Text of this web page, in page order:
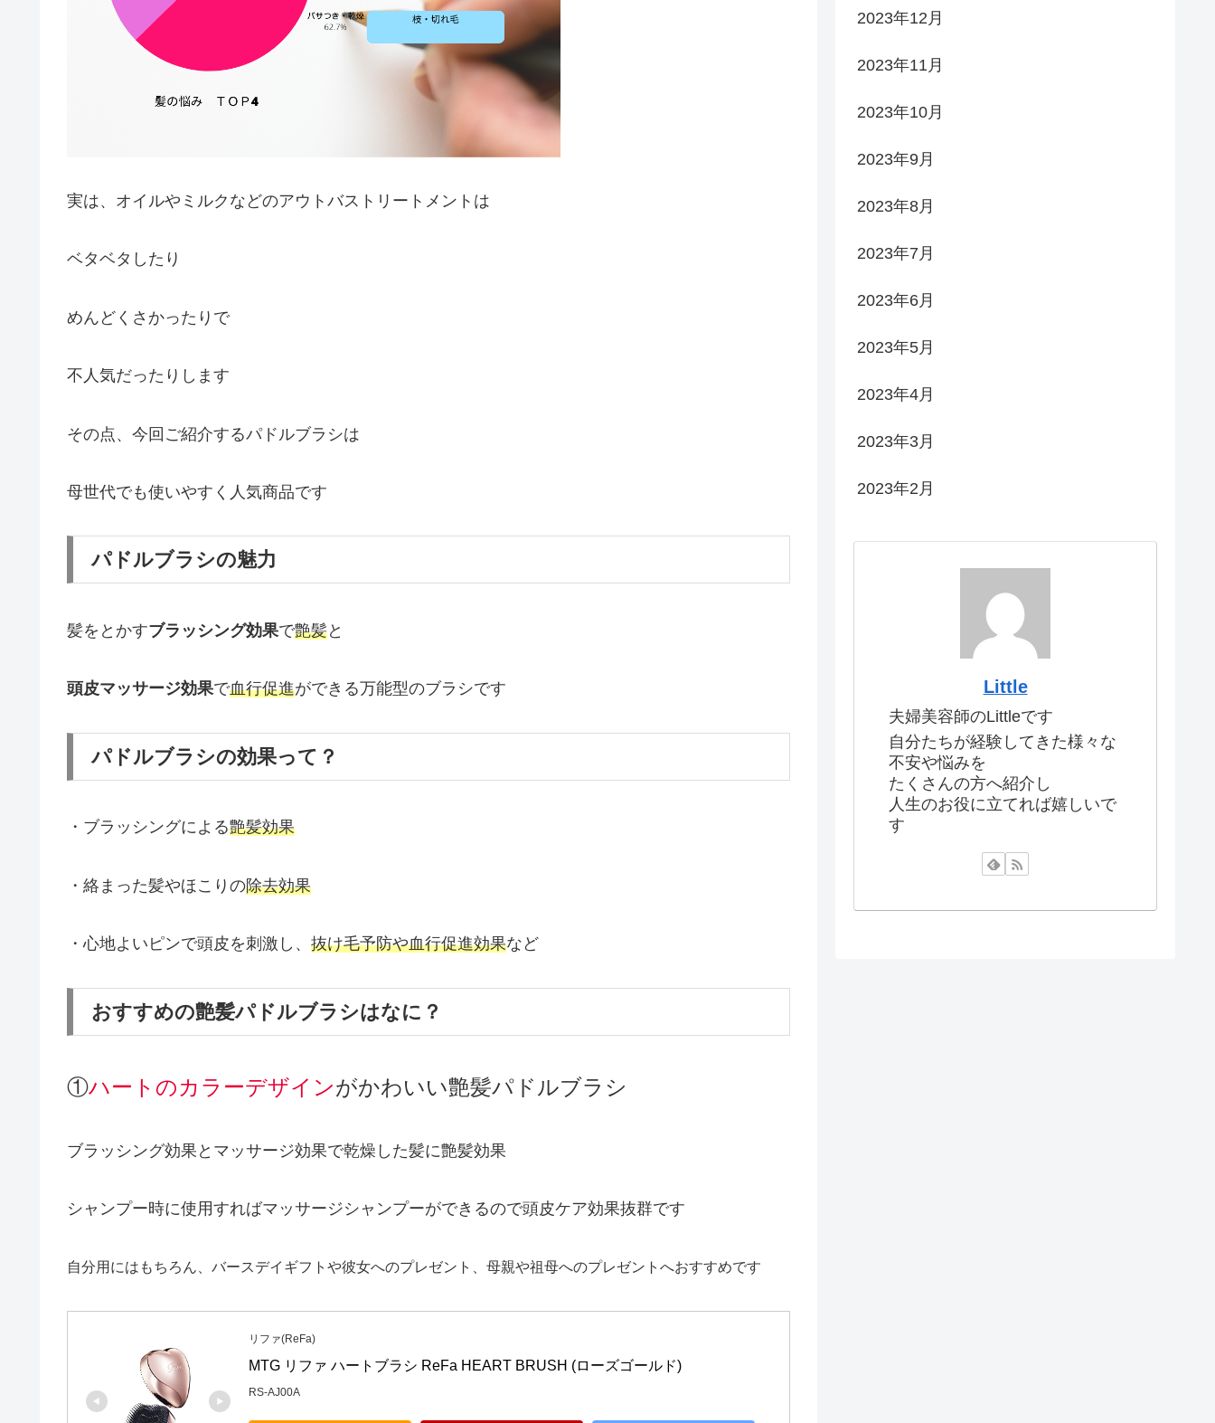
実は、オイルやミルクなどのアウトバストリートメントは
ベタベタしたり
めんどくさかったりで
不人気だったりします
その点、今回ご紹介するパドルブラシは
母世代でも使いやすく人気商品です
パドルブラシの魅力
髪をとかすブラッシング効果で艶髪と
頭皮マッサージ効果で血行促進ができる万能型のブラシです
パドルブラシの効果って？
・ブラッシングによる艶髪効果
・絡まった髪やほこりの除去効果
・心地よいピンで頭皮を刺激し、 抜け毛予防や血行促進効果など
おすすめの艶髪パドルブラシはなに？
①ハートのカラーデザインがかわいい艶髪パドルブラシ
ブラッシング効果とマッサージ効果で乾燥した髪に艶髪効果
シャンプー時に使用すればマッサージシャンプーができるので頭皮ケア効果抜群です
自分用にはもちろん、バースデイギフトや彼女へのプレゼント、母親や祖母へのプレゼントへおすすめです
リファ(ReFa)
MTG リファ ハートブラシ ReFa HEART BRUSH (ローズゴールド)
RS-AJ00A
2023年12月
2023年11月
2023年10月
2023年9月
2023年8月
2023年7月
2023年6月
2023年5月
2023年4月
2023年3月
2023年2月
Little
夫婦美容師のLittleです
自分たちが経験してきた様々な
不安や悩みを
たくさんの方へ紹介し
人生のお役に立てれば嬉しいで
す